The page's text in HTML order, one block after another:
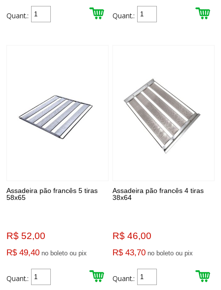
Quant.: Quant.:
Assadeira pão francês 5 tiras
58x65
R$ 52,00
R$ 49,40 no boleto ou pix
Quant.:
Assadeira pão francês 4 tiras
38x64
R$ 46,00
R$ 43,70 no boleto ou pix
Quant.: